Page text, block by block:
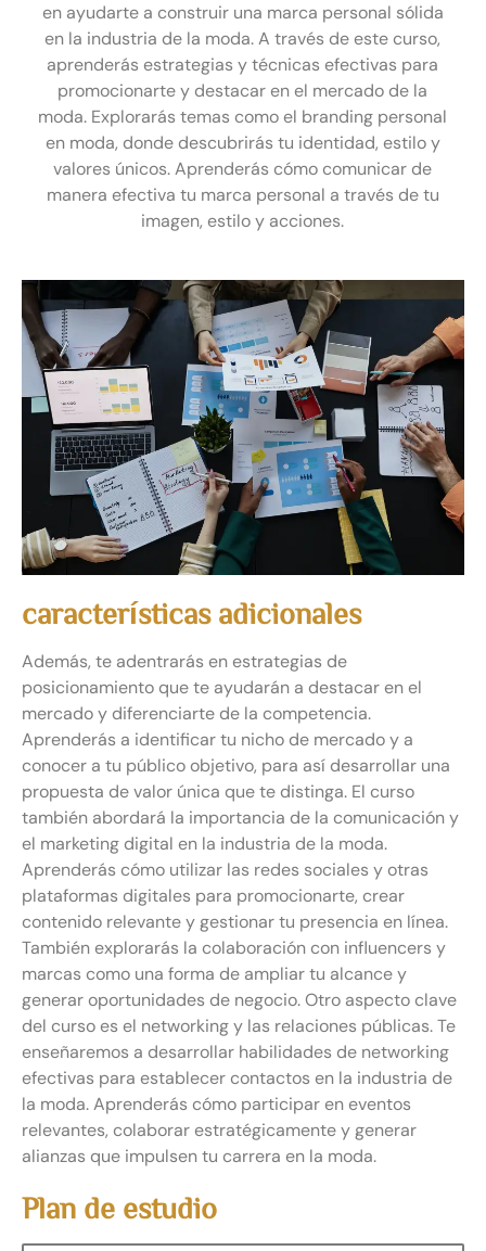
en ayudarte a construir una marca personal sólida
en la industria de la moda. A través de este curso,
aprenderás estrategias y técnicas efectivas para
promocionarte y destacar en el mercado de la
moda. Explorarás temas como el branding personal
en moda, donde descubrirás tu identidad, estilo y
valores únicos. Aprenderás cómo comunicar de
manera efectiva tu marca personal a través de tu
imagen, estilo y acciones.
características adicionales
Además, te adentrarás en estrategias de
posicionamiento que te ayudarán a destacar en el
mercado y diferenciarte de la competencia.
Aprenderás a identificar tu nicho de mercado y a
conocer a tu público objetivo, para así desarrollar una
propuesta de valor única que te distinga. El curso
también abordará la importancia de la comunicación y
el marketing digital en la industria de la moda.
Aprenderás cómo utilizar las redes sociales y otras
plataformas digitales para promocionarte, crear
contenido relevante y gestionar tu presencia en línea.
También explorarás la colaboración con influencers y
marcas como una forma de ampliar tu alcance y
generar oportunidades de negocio. Otro aspecto clave
del curso es el networking y las relaciones públicas. Te
enseñaremos a desarrollar habilidades de networking
efectivas para establecer contactos en la industria de
la moda. Aprenderás cómo participar en eventos
relevantes, colaborar estratégicamente y generar
alianzas que impulsen tu carrera en la moda.
Plan de estudio